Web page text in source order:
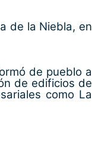
de la Niebla, en
de pueblo a
de edificios de
como La